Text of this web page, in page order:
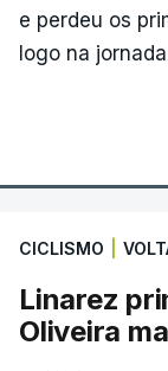
e perdeu os
logo na
CICLISMO
Linarez
Oliveira